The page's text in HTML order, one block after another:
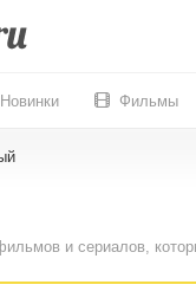
Новинки Фильмы
и сериалов,